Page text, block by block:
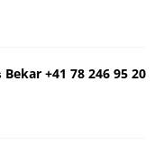
+41 78 246 95 20